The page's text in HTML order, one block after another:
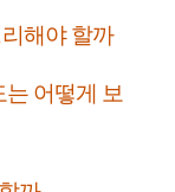
해야 할까
어떻게 보